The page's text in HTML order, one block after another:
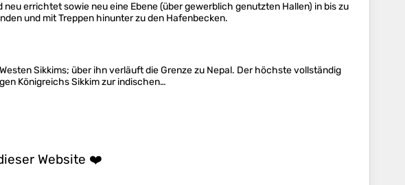
errichtet sowie neu eine Ebene (über gewerblich genutzten Hallen) in bis zu
und mit Treppen hinunter zu den Hafenbecken.
Sikkims; über ihn verläuft die Grenze zu Nepal. Der höchste vollständig
Königreichs Sikkim zur indischen…
Website ❤️